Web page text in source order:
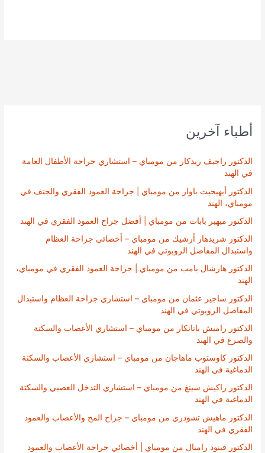
أطباء آخرين
الدكتور راجيف ريدكار من مومباي – استشاري جراحة الأطفال العامة
في الهند
الدكتور أبهيجيت باوار من مومباي | جراحة العمود الفقري والجنف في
مومباي، الهند
الدكتور ميهير بابات من مومباي | أفضل جراح العمود الفقري في الهند
الدكتور شريدهار أرشيك من مومباي – أخصائي جراحة العظام
واستبدال المفاصل الروبوتي في الهند
الدكتور هارشال بامب من مومباي | جراحة العمود الفقري في مومباي،
الهند
الدكتور ساجير عثمان من مومباي – استشاري جراحة العظام واستبدال
المفاصل الروبوتي في الهند
الدكتور راميش باتانكار من مومباي – استشاري الأعصاب والسكتة
والصرع في الهند
الدكتور كاوستوب ماهاجان من مومباي – استشاري الأعصاب والسكتة
الدماغية في الهند
الدكتور راكيش سينغ من مومباي – استشاري التدخل العصبي والسكتة
الدماغية في الهند
الدكتور ماهيش تشودري من مومباي – جراح المخ والأعصاب والعمود
الفقري في الهند
الدكتور فينود رامبال من مومباي | أخصائي جراحة الأعصاب والعمود